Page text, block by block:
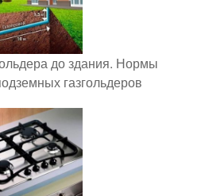
до здания. Нормы
газгольдеров